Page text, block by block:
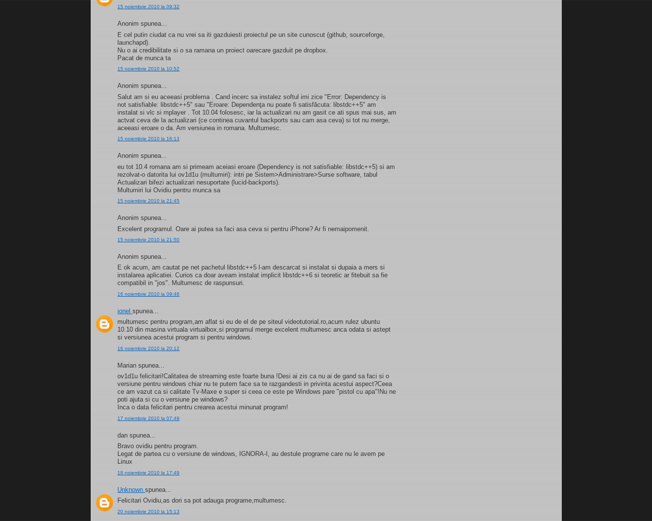
15 noiembrie 2010 la 09:32
Anonim spunea...
E cel putin ciudat ca nu vrei sa iti gazduiesti proiectul pe un site cunoscut (github, sourceforge,
launchapd).
Nu o ai credibilitate si o sa ramana un proiect oarecare gazduit pe dropbox.
Pacat de munca ta
15 noiembrie 2010 la 10:52
Anonim spunea...
Salut am si eu aceeasi problema . Cand incerc sa instalez softul imi zice "Error: Dependency is
not satisfiable: libstdc++5" sau "Eroare: Dependenţa nu poate fi satisfăcuta: libstdc++5" am
instalat si vlc si mplayer . Tot 10.04 folosesc, iar la actualizari nu am gasit ce ati spus mai sus, am
actvat ceva de la actualizari (ce continea cuvantul backports sau cam asa ceva) si tot nu merge,
aceeasi eroare o da. Am versiunea in romana. Multumesc.
15 noiembrie 2010 la 16:13
Anonim spunea...
eu tot 10.4 romana am si primeam aceiasi eroare (Dependency is not satisfiable: libstdc++5) si am
rezolvat-o datorita lui ov1d1u (multumiri): intri pe Sistem>Administrare>Surse software, tabul
Actualizari bifezi actualizari nesuportate (lucid-backports).
Multumiri lui Ovidiu pentru munca sa
15 noiembrie 2010 la 21:45
Anonim spunea...
Excelent programul. Oare ai putea sa faci asa ceva si pentru iPhone? Ar fi nemaipomenit.
15 noiembrie 2010 la 21:50
Anonim spunea...
E ok acum, am cautat pe net pachetul libstdc++5 l-am descarcat si instalat si dupaia a mers si
instalarea aplicatiei. Curios ca doar aveam instalat implicit libstdc++6 si teoretic ar fitebuit sa fie
compatibil in "jos". Multumesc de raspunsuri.
16 noiembrie 2010 la 09:46
ionelspunea...
multumesc pentru program,am aflat si eu de el de pe siteul videotutorial.ro,acum rulez ubuntu
10.10 din masina virtuala virtualbox,si programul merge excelent multumesc anca odata si astept
si versiunea acestui program si pentru windows.
16 noiembrie 2010 la 20:12
Marian spunea...
ov1d1u felicitari!Calitatea de streaming este foarte buna !Desi ai zis ca nu ai de gand sa faci si o
versiune pentru windows chiar nu te putem face sa te razgandesti in privinta acestui aspect?Ceea
ce am vazut ca si calitate Tv-Maxe e super si ceea ce este pe Windows pare "pistol cu apa"!Nu ne
poti ajuta si cu o versiune pe windows?
Inca o data felicitari pentru crearea acestui minunat program!
17 noiembrie 2010 la 07:49
dan spunea...
Bravo ovidiu pentru program.
Legat de partea cu o versiune de windows, IGNORA-I, au destule programe care nu le avem pe
Linux
18 noiembrie 2010 la 17:49
Unknownspunea...
Felicitari Ovidiu,as dori sa pot adauga programe,multumesc.
20 noiembrie 2010 la 15:13